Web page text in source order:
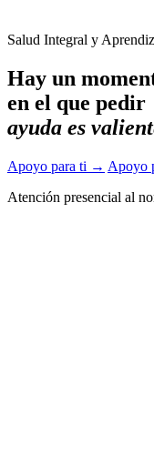
Salud Integral y
Hay un
en el que pedir
ayuda es
Apoyo para ti → Apoyo
Atención presencial al